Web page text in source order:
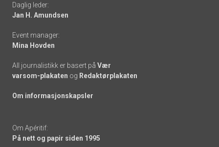
links
Daglig leder:
Jan H. Amundsen
Event manager:
Mina Hovden
All journalistikk er basert på Vær
varsom-plakaten og Redaktørplakaten
Om informasjonskapsler
Om Apéritif:
På nett og papir siden 1995